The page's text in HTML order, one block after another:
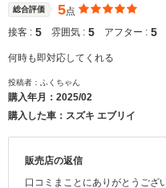
総合評価 5点
接客 : 5 雰囲気 : 5 アフター : 5
何時も即対応してくれる
投稿者：ふくちゃん
購入年月： 2025/02
購入した車：スズキ エブリイ
販売店の返信
口コミまことにありがとうござ